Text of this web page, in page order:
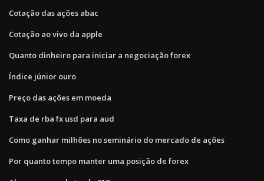
Cotação das ações abac
Cotação ao vivo da apple
Quanto dinheiro para iniciar a negociação forex
Índice júnior ouro
Preço das ações em moeda
Taxa de rba fx usd para aud
Como ganhar milhões no seminário do mercado de ações
Por quanto tempo manter uma posição de forex